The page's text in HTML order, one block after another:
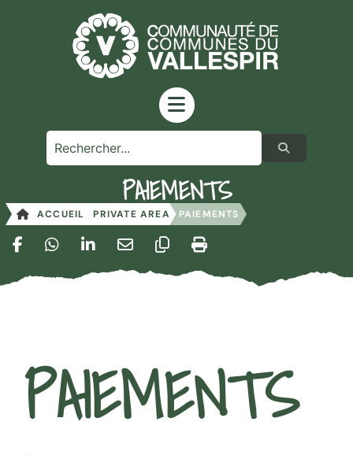
PAIEMENTS
ACCUEIL PRIVATE AREA PAIEMENTS
PAIEMENTS